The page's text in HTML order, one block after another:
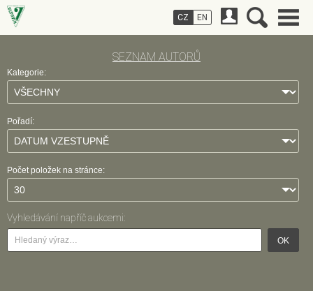
SEZNAM AUTORŮ
Kategorie:
Pořadí:
Počet položek na stránce:
Vyhledávání napříč aukcemi:
OK
CZ EN